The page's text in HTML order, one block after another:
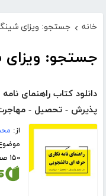
خانه › جستجو: ویزای
جستجو:
دانلود کتاب راهنمای
پذیرش - تحصیل -
از:
۱۵۰ صفحه